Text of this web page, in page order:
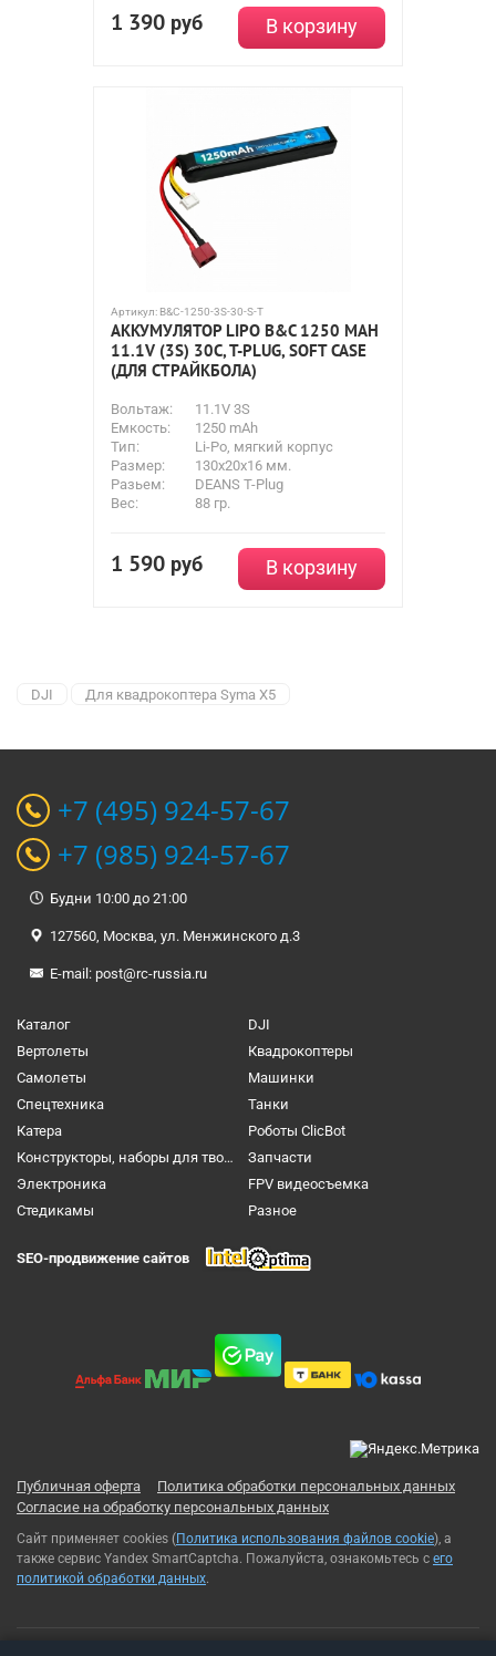
1 390 руб В корзину
Артикул: B&C-1250-3S-30-S-T
АККУМУЛЯТОР LIPO B&C 1250 MAH
11.1V (3S) 30C, T-PLUG, SOFT CASE
(ДЛЯ СТРАЙКБОЛА)
Вольтаж:
11.1V 3S
Емкость:
1250 mAh
Тип:
Li-Po, мягкий корпус
Размер:
130х20х16 мм.
Разьем:
DEANS T-Plug
Вес:
88 гр.
1 590 руб В корзину
DJI Для квадрокоптера Syma X5
+7 (495) 924-57-67
+7 (985) 924-57-67
Будни 10:00 до 21:00
127560, Москва, ул. Менжинского д.3
E-mail: post@rc-russia.ru
Каталог
DJI
Вертолеты
Квадрокоптеры
Самолеты
Машинки
Спецтехника
Танки
Катера
Роботы ClicBot
Конструкторы, наборы для творчества и настольные игры
Запчасти
Электроника
FPV видеосъемка
Cтедикамы
Разное
SEO-продвижение сайтов
Публичная оферта
Политика обработки персональных данных
Согласие на обработку персональных данных
Сайт применяет cookies (Политика использования файлов cookie), а
также сервис Yandex SmartCaptcha. Пожалуйста, ознакомьтесь с его
политикой обработки данных.